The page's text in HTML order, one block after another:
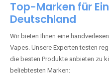
Top-Marken für
Deutschland
Wir bieten Ihnen eine
Vapes. Unsere Experten testen
die besten Produkte anbieten zu
beliebtesten Marken: